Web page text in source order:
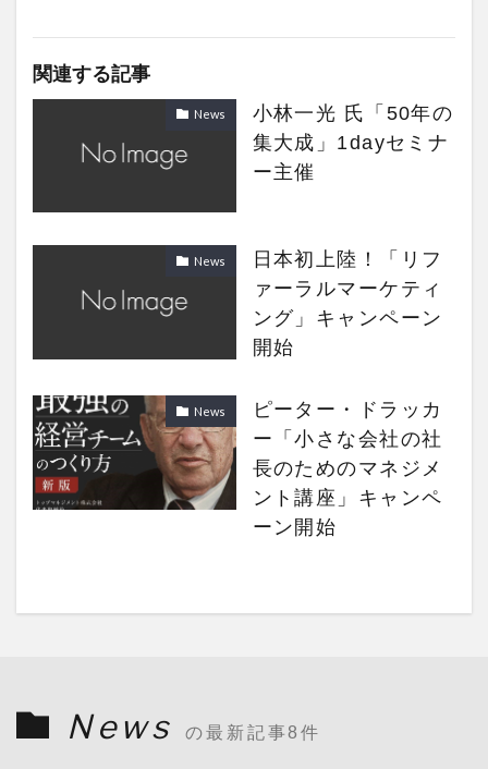
関連する記事
News
小林一光 氏「50年の
集大成」1dayセミナ
ー主催
News
日本初上陸！「リフ
ァーラルマーケティ
ング」キャンペーン
開始
News
ピーター・ドラッカ
ー「小さな会社の社
長のためのマネジメ
ント講座」キャンペ
ーン開始
News の最新記事8件